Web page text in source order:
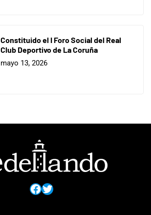
Constituido el I Foro Social del Real
Club Deportivo de La Coruña
mayo 13, 2026
Facebook
Twitter